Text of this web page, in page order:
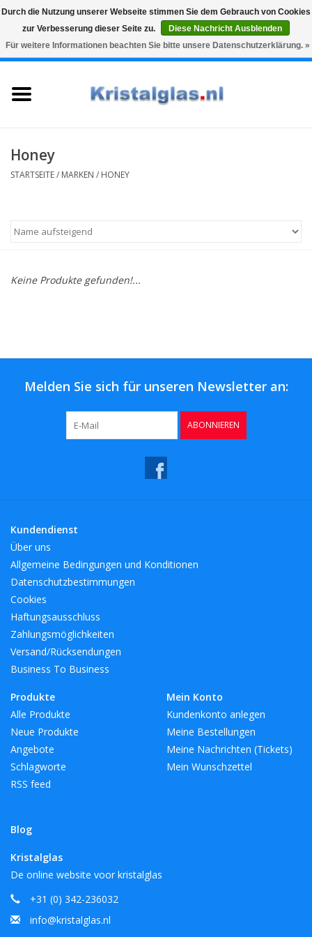
Snelle levering
Graveren
0 Artikel - €0,00
Karaffen
Geschenke
Bar & Wein
Honey
STARTSEITE/ MARKEN / HONEY
Keine Produkte gefunden!...
Melden Sie sich für unseren Newsletter an:
ABONNIEREN
Kundendienst
Über uns
Allgemeine Bedingungen und Konditionen
Datenschutzbestimmungen
Cookies
Haftungsausschluss
Zahlungsmöglichkeiten
Versand/Rücksendungen
Business To Business
Produkte
Alle Produkte
Neue Produkte
Angebote
Schlagworte
RSS feed
Blog
Mein Konto
Kundenkonto anlegen
Meine Bestellungen
Meine Nachrichten (Tickets)
Mein Wunschzettel
Kristalglas
De online website voor kristalglas
+31 (0) 342-236032
info@kristalglas.nl
Durch die Nutzung unserer Webseite stimmen Sie dem Gebrauch von Cookies
zur Verbesserung dieser Seite zu.
Diese Nachricht Ausblenden
Für weitere Informationen beachten Sie bitte unsere Datenschutzerklärung. »